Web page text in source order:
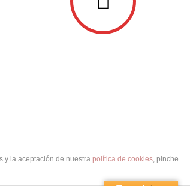
y la aceptación de nuestra política de cookies, pinche